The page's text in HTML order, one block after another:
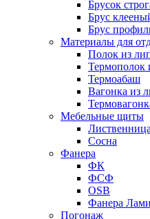
Брусок
Брус
Брус
Материалы для
Полок из
Термополок
Термоабаш
Вагонка из
Мебельные щиты
Лиственница
Сосна
Фанера
ФК
ФСФ
OSB
Фанера
Погонаж